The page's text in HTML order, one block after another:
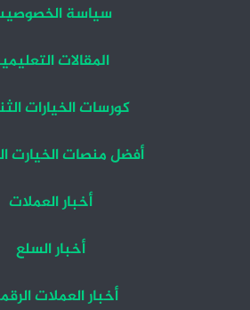
سياسة
المقالات
كورسات الخيارات
أفضل منصات الخيارت
أخبار العملات
أخبار السلع
أخبار العملات